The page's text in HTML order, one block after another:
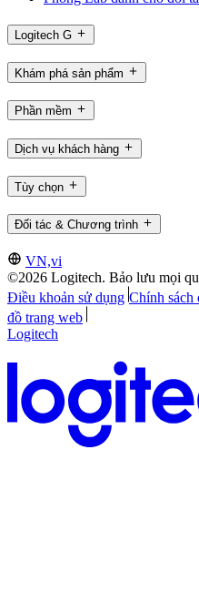
Logitech G
Khám phá sản phẩm
Phần mềm
Dịch vụ khách hàng
Tùy chọn
Đối tác & Chương trình
VN,vi
©2026 Logitech. Bảo lưu mọi
Điều khoản sử dụng Chính sách
đồ trang web
Logitech